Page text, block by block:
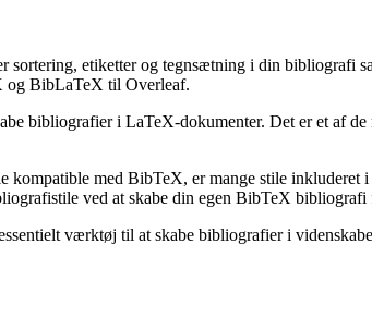
sortering, etiketter og tegnsætning i din bibliografi
og BibLaTeX til Overleaf.
bibliografier i LaTeX-dokumenter. Det er et af
kompatible med BibTeX, er mange stile
ved at skabe din egen BibTeX
værktøj til at skabe bibliografier i